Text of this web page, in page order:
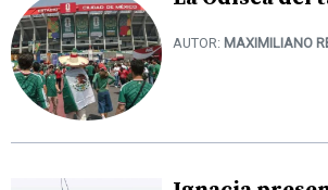
AUTOR: MAXIMILIANO